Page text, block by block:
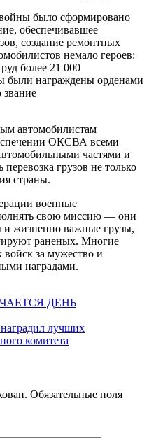
было сформировано
обеспечивавшее
создание ремонтных
немало героев:
более 21 000
были награждены орденами
автомобилистам
ОКСВА всеми
частями и
грузов не только
страны.
военные
свою миссию — они
и жизненно важные грузы,
раненых. Многие
за мужество и
наградами.
ДЕНЬ
лучших
комитета
Обязательные поля